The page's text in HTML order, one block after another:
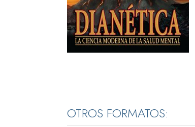
OTROS FORMATOS: